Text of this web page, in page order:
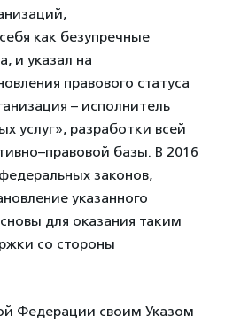
как безупречные
и указал на
правового статуса
– исполнитель
услуг», разработки всей
базы. В 2016
законов,
указанного
для оказания таким
со стороны
Федерации своим Указом